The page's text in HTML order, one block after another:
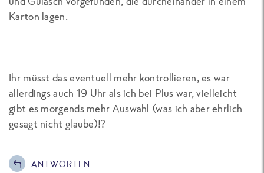
Karton lagen.
Ihr müsst das eventuell mehr kontrollieren, es war
allerdings auch 19 Uhr als ich bei Plus war, vielleicht
gibt es morgends mehr Auswahl (was ich aber ehrlich
gesagt nicht glaube)!?
ANTWORTEN